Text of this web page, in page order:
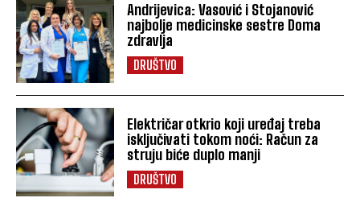
Andrijevica: Vasović i Stojanović
najbolje medicinske sestre Doma
zdravlja
DRUŠTVO
Električar otkrio koji uređaj treba
isključivati tokom noći: Račun za
struju biće duplo manji
DRUŠTVO